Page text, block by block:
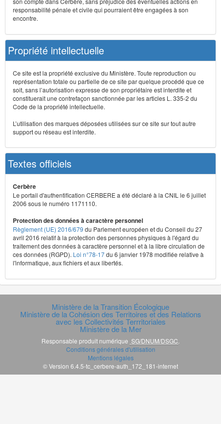
responsabilité pénale et civile qui pourraient être engagées à son
encontre.
Propriété intellectuelle
Ce site est la propriété exclusive du Ministère. Toute reproduction ou
représentation totale ou partielle de ce site par quelque procédé que ce
soit, sans l’autorisation expresse de son propriétaire est interdite et
constituerait une contrefaçon sanctionnée par les articles L. 335-2 du
Code de la propriété intellectuelle.
L’utilisation des marques déposées utilisées sur ce site sur tout autre
support ou réseau est interdite.
Textes officiels
Cerbère
Le portail d'authentification CERBERE a été déclaré à la CNIL le 6 juillet
2006 sous le numéro 1171110.
Protection des données à caractère personnel
Règlement (UE) 2016/679 du Parlement européen et du Conseil du 27
avril 2016 relatif à la protection des personnes physiques à l'égard du
traitement des données à caractère personnel et à la libre circulation de
ces données (RGPD). Loi n°78-17du 6 janvier 1978 modifiée relative à
l'informatique, aux fichiers et aux libertés.
Ministère de la Transition Écologique
Ministère de la Cohésion des Territoires et des Relations
avec les Collectivités Terrritoriales
Ministère de la Mer
Responsable produit numérique SG/DNUM/DSGC
Conditions générales d'utilisation
Mentions légales
© Version 6.4.5-tc_cerbere-auth_172_181-internet